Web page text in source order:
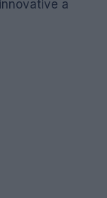
a